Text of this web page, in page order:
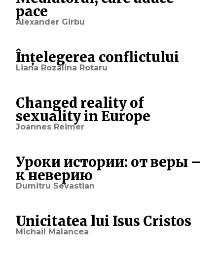
pace
Alexander Girbu
Înțelegerea conflictului
Liana Rozalina Rotaru
Changed reality of
sexuality in Europe
Joannes Reimer
Уроки истории: от веры –
к неверию
Dumitru Sevastian
Unicitatea lui Isus Cristos
Michail Malancea